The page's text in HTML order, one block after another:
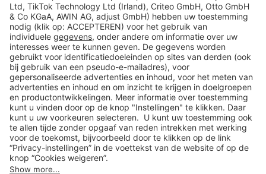
Veilig winkelen
Klantenservice
Shop
Acties